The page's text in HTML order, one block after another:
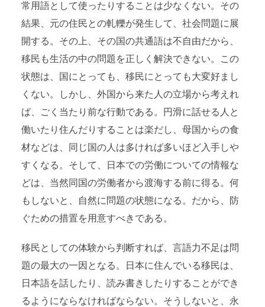
常用語として使ったりすることは少なくない。その
結果、元の住民との軋轢が発生して、社会問題に展
開する。その上、その国の共通語は不自由だから、
移民も生活の中の問題を正しく解決できない。この
状態は、国にとっても、移民にとっても大変好まし
くない。しかし、外国から来た人の立場から考えれ
ば、ごく当たり前な行動である。円滑に話せる人と
働いたり住んだりすることは楽だし、母国からの食
材などは、同じ国の人は多ければ多いほど入手しや
すくなる。そして、日本での労働についての情報な
どは、当然同国の労働者から渡海する前に得る。何
もしないと、自然に問題の状態になる。だから、防
ぐための措置を用意すべきである。
移民としての体験から判断すれば、言語力不足は問
題の最大の一因となる。日本に住んでいる移民は、
日本語を話したり、読み書きしたりすることができ
るようにならなければならない。そうしないと、永